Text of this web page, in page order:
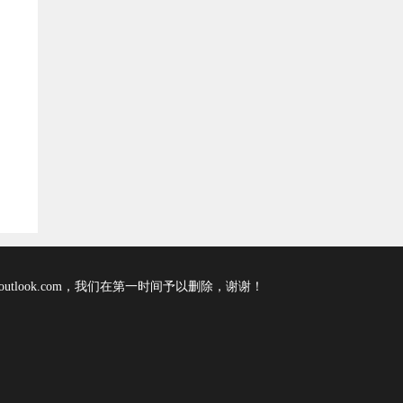
，我们在第一时间予以删除，谢谢！